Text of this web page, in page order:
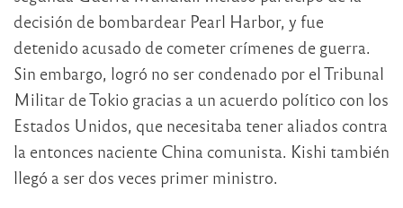
decisión de bombardear Pearl Harbor, y fue
detenido acusado de cometer crímenes de guerra.
Sin embargo, logró no ser condenado por el Tribunal
Militar de Tokio gracias a un acuerdo político con los
Estados Unidos, que necesitaba tener aliados contra
la entonces naciente China comunista. Kishi también
llegó a ser dos veces primer ministro.